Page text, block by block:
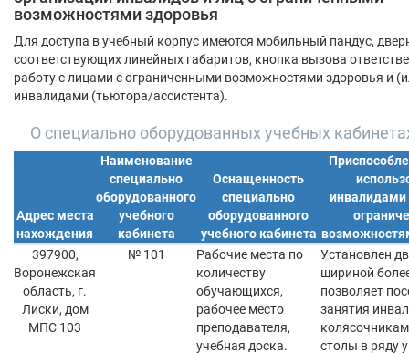
возможностями здоровья
Для доступа в учебный корпус имеются мобильный пандус,
соответствующих линейных габаритов, кнопка вызова
работу с лицами с ограниченными возможностями здоровья и
инвалидами (тьютора/ассистента).
О специально оборудованных учебных
Адрес места
нахождения
Наименование
специально
оборудованного
учебного
кабинета
Оснащенность
специально
оборудованного
учебного кабинета
инвалидами
397900,
Воронежская
область, г.
Лиски, дом
МПС 103
№ 101
Рабочие места по
количеству
обучающихся,
рабочее место
преподавателя,
учебная доска.
Установлен
шириной
позволяет
занятия
столы в ряду